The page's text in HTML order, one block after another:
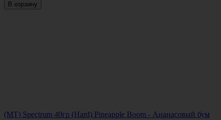
В корзину
(MT) Spectrum 40гр (Hard) Pineapple Boom - Ананасовый бум